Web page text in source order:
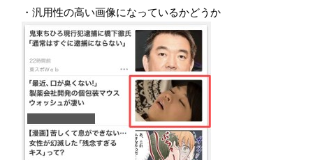
・汎用性の高い画像になっているかどうか